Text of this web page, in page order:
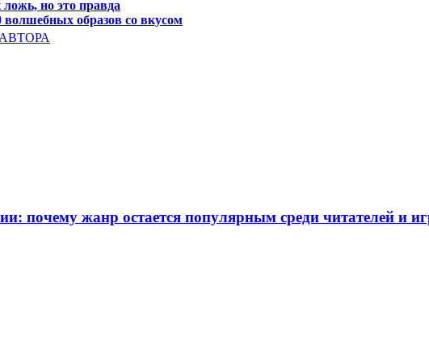
но это правда
волшебных образов со вкусом
почему жанр остается популярным среди читателей и